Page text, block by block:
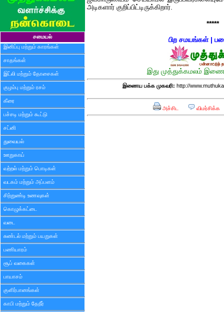
சமையல்
இனிப்பு மற்றும் காரங்கள்
சாதங்கள்
இட்லி மற்றும் தோசைகள்
குழம்பு மற்றும் ரசம்
கீரை
பச்சடி மற்றும் கூட்டு
சட்னி
துவையல்
ஊறுகாய்
வற்றல் மற்றும் பொடிகள்
வடகம் மற்றும் அப்பளம்
சிற்றுண்டி உணவுகள்
கொழுக்கட்டை
வடை
சுண்டல் மற்றும் பயறுகள்
பணியாரம்
சூப் வகைகள்
பாயாசம்
குளிர்பானங்கள்
காபி மற்றும் தேநீர்
அடிகளார் குறிப்பிட்டிருக்கிறார்.
*****
பிற சமயங்கள்|
இது முத்துக்கமலம்
இணைய பக்க முகவரி: http://
அச்சிட விமர்சிக்க